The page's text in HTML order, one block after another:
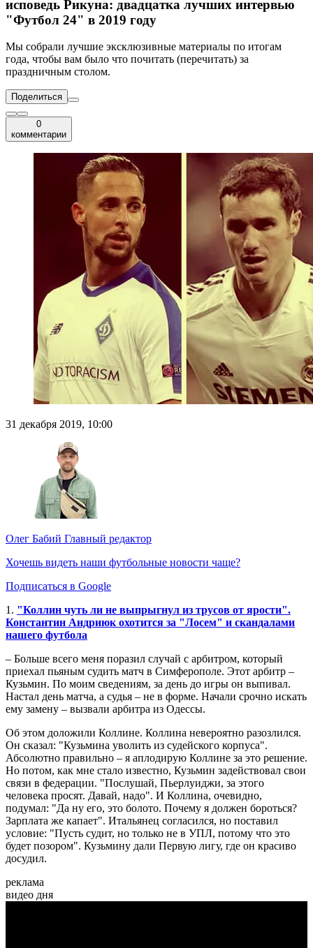
исповедь Рикуна: двадцатка лучших интервью
"Футбол 24" в 2019 году
Мы собрали лучшие эксклюзивные материалы по итогам
года, чтобы вам было что почитать (перечитать) за
праздничным столом.
Поделиться
0
комментарии
31 декабря 2019, 10:00
Олег Бабий Главный редактор
Хочешь видеть наши футбольные новости чаще?
Подписаться в Google
1. "Коллин чуть ли не выпрыгнул из трусов от ярости".
Константин Андриюк охотится за "Лосем" и скандалами
нашего футбола
– Больше всего меня поразил случай с арбитром, который
приехал пьяным судить матч в Симферополе. Этот арбитр –
Кузьмин. По моим сведениям, за день до игры он выпивал.
Настал день матча, а судья – не в форме. Начали срочно искать
ему замену – вызвали арбитра из Одессы.
Об этом доложили Коллине. Коллина невероятно разозлился.
Он сказал: "Кузьмина уволить из судейского корпуса".
Абсолютно правильно – я аплодирую Коллине за это решение.
Но потом, как мне стало известно, Кузьмин задействовал свои
связи в федерации. "Послушай, Пьерлуиджи, за этого
человека просят. Давай, надо". И Коллина, очевидно,
подумал: "Да ну его, это болото. Почему я должен бороться?
Зарплата же капает". Итальянец согласился, но поставил
условие: "Пусть судит, но только не в УПЛ, потому что это
будет позором". Кузьмину дали Первую лигу, где он красиво
досудил.
реклама
видео дня